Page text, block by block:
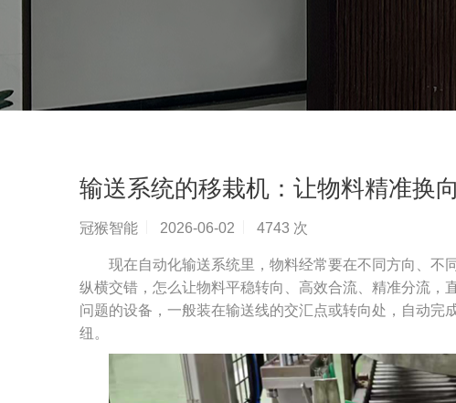
输送系统的移栽机：让物料精准换
冠猴智能 2026-06-02 4743 次
现在自动化输送系统里，物料经常要在不同方向、不
纵横交错，怎么让物料平稳转向、高效合流、精准分流，
问题的设备，一般装在输送线的交汇点或转向处，自动完
纽。